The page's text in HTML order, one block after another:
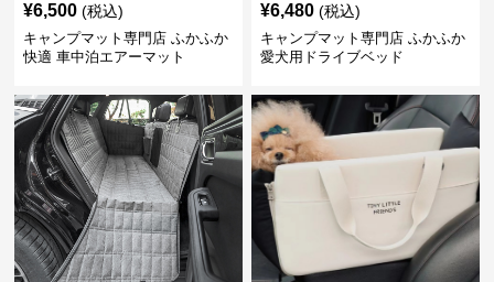
¥6,500 (税込)
キャンプマット専門店 ふかふか
快適 車中泊エアーマット
¥6,480 (税込)
キャンプマット専門店 ふかふか
愛犬用ドライブベッド